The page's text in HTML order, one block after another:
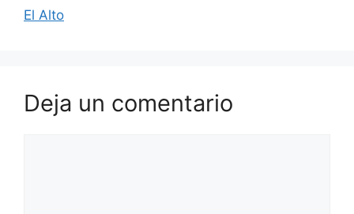
El Alto
Deja un comentario